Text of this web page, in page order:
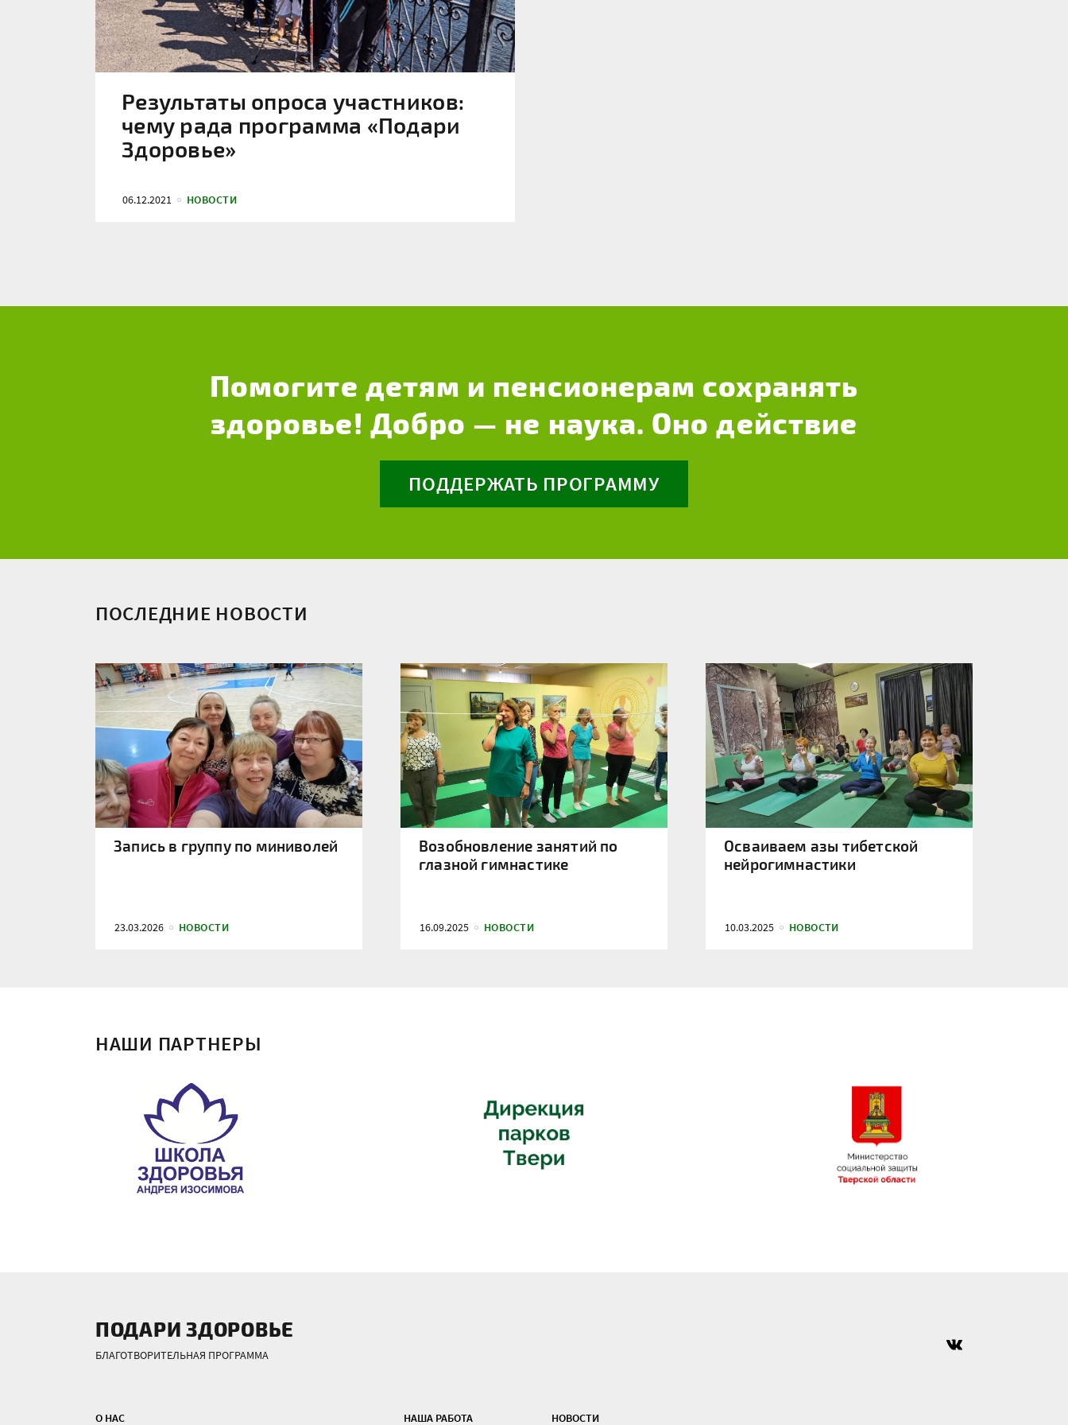
Результаты опроса участников:
чему рада программа «Подари
Здоровье»
06.12.2021 НОВОСТИ
Помогите детям и пенсионерам сохранять
здоровье! Добро — не наука. Оно действие
ПОДДЕРЖАТЬ ПРОГРАММУ
ПОСЛЕДНИЕ НОВОСТИ
Запись в группу по миниволей
23.03.2026 НОВОСТИ
Возобновление занятий по
глазной гимнастике
16.09.2025 НОВОСТИ
Осваиваем азы тибетской
нейрогимнастики
10.03.2025 НОВОСТИ
НАШИ ПАРТНЕРЫ
ПОДАРИ ЗДОРОВЬЕ
БЛАГОТВОРИТЕЛЬНАЯ ПРОГРАММА
О НАС НАША РАБОТА НОВОСТИ